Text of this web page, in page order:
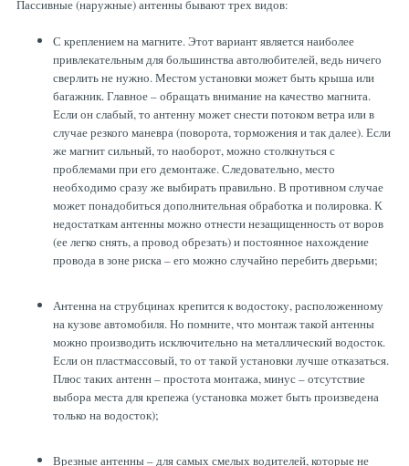
Пассивные (наружные) антенны бывают трех видов:
С креплением на магните. Этот вариант является наиболее
привлекательным для большинства автолюбителей, ведь ничего
сверлить не нужно. Местом установки может быть крыша или
багажник. Главное – обращать внимание на качество магнита.
Если он слабый, то антенну может снести потоком ветра или в
случае резкого маневра (поворота, торможения и так далее). Если
же магнит сильный, то наоборот, можно столкнуться с
проблемами при его демонтаже. Следовательно, место
необходимо сразу же выбирать правильно. В противном случае
может понадобиться дополнительная обработка и полировка. К
недостаткам антенны можно отнести незащищенность от воров
(ее легко снять, а провод обрезать) и постоянное нахождение
провода в зоне риска – его можно случайно перебить дверьми;
Антенна на струбцинах крепится к водостоку, расположенному
на кузове автомобиля. Но помните, что монтаж такой антенны
можно производить исключительно на металлический водосток.
Если он пластмассовый, то от такой установки лучше отказаться.
Плюс таких антенн – простота монтажа, минус – отсутствие
выбора места для крепежа (установка может быть произведена
только на водосток);
Врезные антенны – для самых смелых водителей, которые не